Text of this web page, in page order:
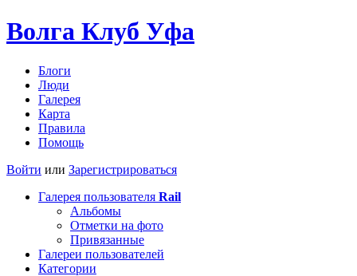
Волга Клуб Уфа
Блоги
Люди
Галерея
Карта
Правила
Помощь
Войти или Зарегистрироваться
Галерея пользователя Rail
Альбомы
Отметки на фото
Привязанные
Галереи пользователей
Категории